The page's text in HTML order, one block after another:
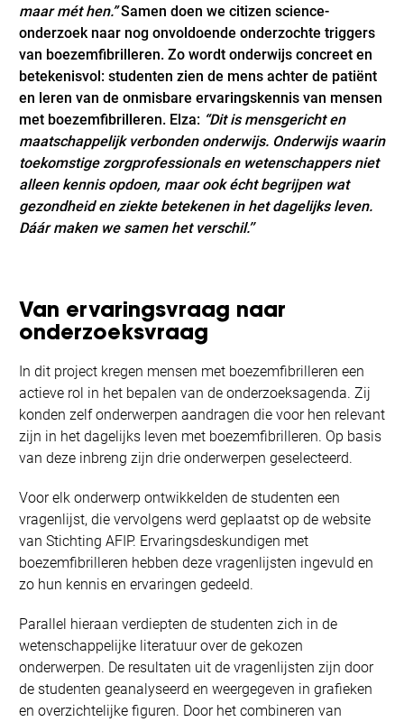
maar mét hen.” Samen doen we citizen science-
onderzoek naar nog onvoldoende onderzochte triggers
van boezemfibrilleren. Zo wordt onderwijs concreet en
betekenisvol: studenten zien de mens achter de patiënt
en leren van de onmisbare ervaringskennis van mensen
met boezemfibrilleren. Elza: “Dit is mensgericht en
maatschappelijk verbonden onderwijs. Onderwijs waarin
toekomstige zorgprofessionals en wetenschappers niet
alleen kennis opdoen, maar ook écht begrijpen wat
gezondheid en ziekte betekenen in het dagelijks leven.
Dáár maken we samen het verschil.’’
Van ervaringsvraag naar
onderzoeksvraag
In dit project kregen mensen met boezemfibrilleren een
actieve rol in het bepalen van de onderzoeksagenda. Zij
konden zelf onderwerpen aandragen die voor hen relevant
zijn in het dagelijks leven met boezemfibrilleren. Op basis
van deze inbreng zijn drie onderwerpen geselecteerd.
Voor elk onderwerp ontwikkelden de studenten een
vragenlijst, die vervolgens werd geplaatst op de website
van Stichting AFIP. Ervaringsdeskundigen met
boezemfibrilleren hebben deze vragenlijsten ingevuld en
zo hun kennis en ervaringen gedeeld.
Parallel hieraan verdiepten de studenten zich in de
wetenschappelijke literatuur over de gekozen
onderwerpen. De resultaten uit de vragenlijsten zijn door
de studenten geanalyseerd en weergegeven in grafieken
en overzichtelijke figuren. Door het combineren van